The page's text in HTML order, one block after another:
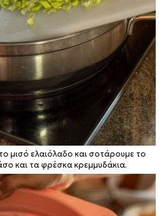
μισό ελαιόλαδο και σοτάρουμε το
και τα φρέσκα κρεμμυδάκια.